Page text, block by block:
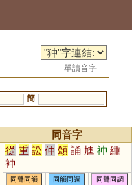
單讀音字
簡
同音字
從 重 訟 仲 頌 誦 尰 祌 緟
衶
同聲同韻 同韻同調 同聲同調